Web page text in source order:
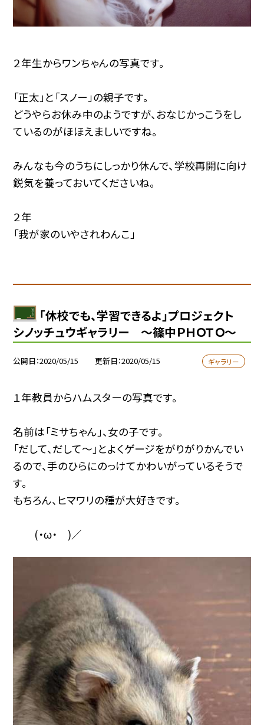
２年生からワンちゃんの写真です。
「正太」と「スノー」の親子です。
どうやらお休み中のようですが、おなじかっこうをし
ているのがほほえましいですね。
みんなも今のうちにしっかり休んで、学校再開に向け
鋭気を養っておいてくださいね。
２年
「我が家のいやされわんこ」
「休校でも、学習できるよ」プロジェクト
シノッチュウギャラリー 〜篠中ＰＨＯＴＯ〜
公開日 2020/05/15 更新日 2020/05/15 ギャラリー
１年教員からハムスターの写真です。
名前は「ミサちゃん」、女の子です。
「だして、だして〜」とよくゲージをがりがりかんでい
るので、手のひらにのっけてかわいがっているそうで
す。
もちろん、ヒマワリの種が大好きです。
(・ω・ )／